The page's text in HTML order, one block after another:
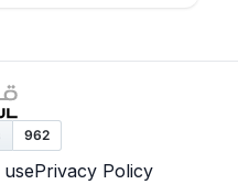
Privacy Policy